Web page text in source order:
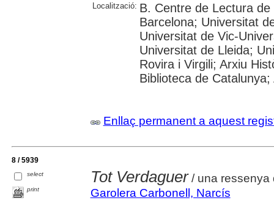
Localització: B. Centre de Lectura
Barcelona; Universitat
Universitat de Vic-
Universitat de Lleida;
Rovira i Virgili; Arxiu
Biblioteca de
Enllaç permanent a aquest
8 / 5939
select
print
Tot Verdaguer/ una ressenya
Garolera Carbonell, Narcís